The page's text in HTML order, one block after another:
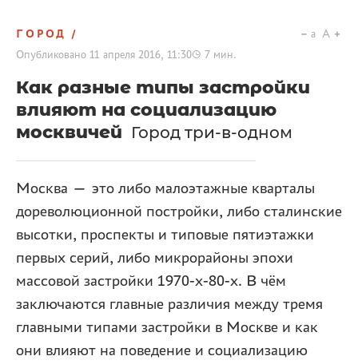
ГОРОД
Опубликовано 11 апреля 2016, 11:30 7 мин.
a A
Как разные типы застройки
влияют на социализацию
москвичей Город три-в-одном
Москва — это либо малоэтажные кварталы
дореволюционной постройки, либо сталинские
высотки, проспекты и типовые пятиэтажки
первых серий, либо микрорайоны эпохи
массовой застройки 1970-х-80-х. В чём
заключаются главные различия между тремя
главными типами застройки в Москве и как
они влияют на поведение и социализацию